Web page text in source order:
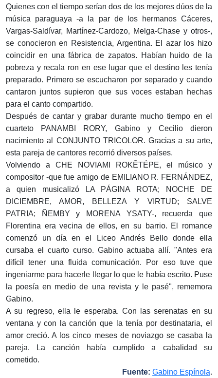
Quienes con el tiempo serían dos de los mejores dúos de la
música paraguaya -a la par de los hermanos Cáceres,
Vargas-Saldívar, Martínez-Cardozo, Melga-Chase y otros-,
se conocieron en Resistencia, Argentina. El azar los hizo
coincidir en una fábrica de zapatos. Habían huido de la
pobreza y recala ron en ese lugar que el destino les tenía
preparado. Primero se escucharon por separado y cuando
cantaron juntos supieron que sus voces estaban hechas
para el canto compartido.
Después de cantar y grabar durante mucho tiempo en el
cuarteto PANAMBI RORY, Gabino y Cecilio dieron
nacimiento al CONJUNTO TRICOLOR. Gracias a su arte,
esta pareja de cantores recorrió diversos países.
Volviendo a CHE NOVIAMI ROKẼTÉPE, el músico y
compositor -que fue amigo de EMILIANO R. FERNÁNDEZ,
a quien musicalizó LA PÁGINA ROTA; NOCHE DE
DICIEMBRE, AMOR, BELLEZA Y VIRTUD; SALVE
PATRIA; ÑEMBY y MORENA YSATY-, recuerda que
Florentina era vecina de ellos, en su barrio. El romance
comenzó un día en el Liceo Andrés Bello donde ella
cursaba el cuarto curso. Gabino actuaba allí. "Antes era
difícil tener una fluida comunicación. Por eso tuve que
ingeniarme para hacerle llegar lo que le había escrito. Puse
la poesía en medio de una revista y le pasé", rememora
Gabino.
A su regreso, ella le esperaba. Con las serenatas en su
ventana y con la canción que la tenía por destinataria, el
amor creció. A los cinco meses de noviazgo se casaba la
pareja. La canción había cumplido a cabalidad su
cometido.
Fuente: Gabino Espínola.